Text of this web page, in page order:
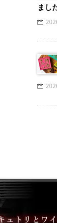
まし